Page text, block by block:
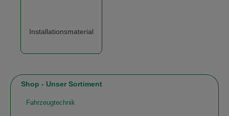
Shop - Unser Sortiment
Fahrzeugtechnik
Installationsmaterial